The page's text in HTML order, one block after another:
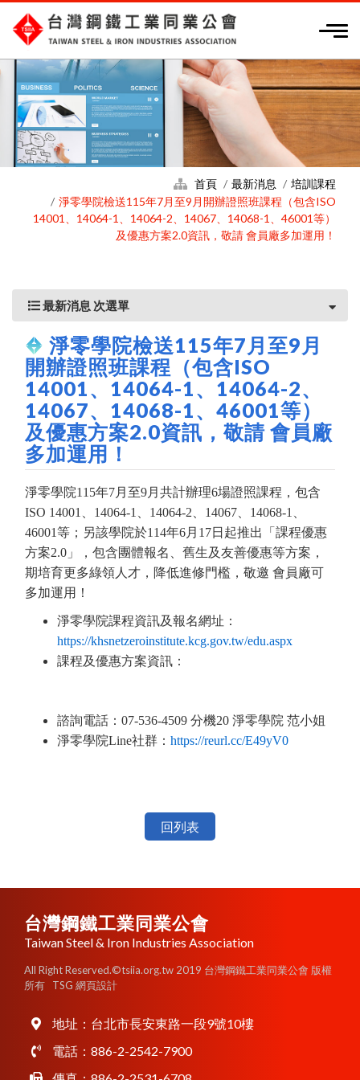
首頁 最新消息
培訓課程
淨零學院檢送115年7月至9月開辦證照班課程（包含ISO
14001、14064-1、14064-2、14067、14068-1、46001等）
及優惠方案2.0資訊，敬請 會員廠多加運用！
最新消息 次選單
淨零學院檢送115年7月至9月
開辦證照班課程（包含ISO
14001、14064-1、14064-2、
14067、14068-1、46001等）
及優惠方案2.0資訊，敬請 會員廠
多加運用！
淨零學院115年7月至9月共計辦理6場證照課程，包含
ISO 14001、14064-1、14064-2、14067、14068-1、
46001等；另該學院於114年6月17日起推出「課程優惠
方案2.0」，包含團體報名、舊生及友善優惠等方案，
期培育更多綠領人才，降低進修門檻，敬邀 會員廠可
多加運用！
淨零學院課程資訊及報名網址：
https://khsnetzeroinstitute.kcg.gov.tw/edu.aspx
課程及優惠方案資訊：
諮詢電話：07-536-4509 分機20 淨零學院 范小姐
淨零學院Line社群： https://reurl.cc/E49yV0
回列表
台灣鋼鐵工業同業公會
Taiwan Steel & Iron Industries Association
All Right Reserved.©tsiia.org.tw 2019 台灣鋼鐵工業同業公會 版權
所有 TSG 網頁設計
地址： 台北市長安東路一段9號10樓
電話： 886-2-2542-7900